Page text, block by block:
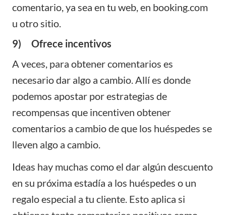
comentario, ya sea en tu web, en booking.com
u otro sitio.
9) Ofrece incentivos
A veces, para obtener comentarios es
necesario dar algo a cambio. Allí es donde
podemos apostar por estrategias de
recompensas que incentiven obtener
comentarios a cambio de que los huéspedes se
lleven algo a cambio.
Ideas hay muchas como el dar algún descuento
en su próxima estadía a los huéspedes o un
regalo especial a tu cliente. Esto aplica si